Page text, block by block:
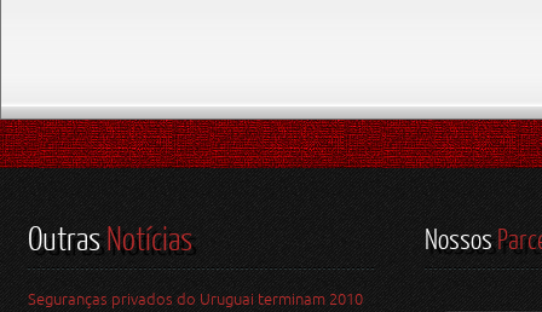
OutrasNotícias
Seguranças privados do Uruguai terminam 2010
Nossos